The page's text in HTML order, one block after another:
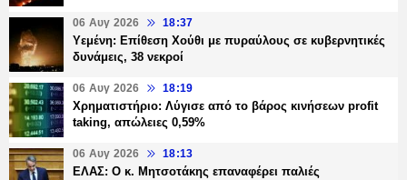
06 Αυγ 2026 18:37
Υεμένη: Επίθεση Χούθι με πυραύλους σε κυβερνητικές
δυνάμεις, 38 νεκροί
06 Αυγ 2026 18:19
Χρηματιστήριο: Λύγισε από το βάρος κινήσεων profit
taking, απώλειες 0,59%
06 Αυγ 2026 18:13
ΕΛΑΣ: Ο κ. Μητσοτάκης επαναφέρει παλιές